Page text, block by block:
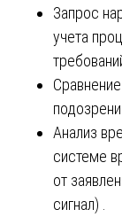
Запрос
учета
Анализ
системе
от
сигнал) .